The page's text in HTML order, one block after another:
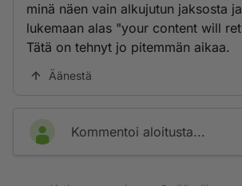
minä näen vain alkujutun jaksosta
lukemaan alas "your content will
Tätä on tehnyt jo pitemmän aikaa.
Äänestä
Kommentoi aloitusta...